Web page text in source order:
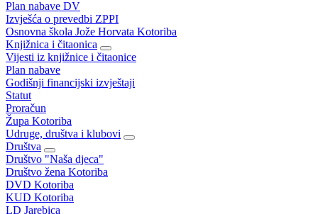
Plan nabave DV
Izvješća o prevedbi ZPPI
Osnovna škola Jože Horvata Kotoriba
Knjižnica i čitaonica
Vijesti iz knjižnice i čitaonice
Plan nabave
Godišnji financijski izvještaji
Statut
Proračun
Župa Kotoriba
Udruge, društva i klubovi
Društva
Društvo "Naša djeca"
Društvo žena Kotoriba
DVD Kotoriba
KUD Kotoriba
LD Jarebica